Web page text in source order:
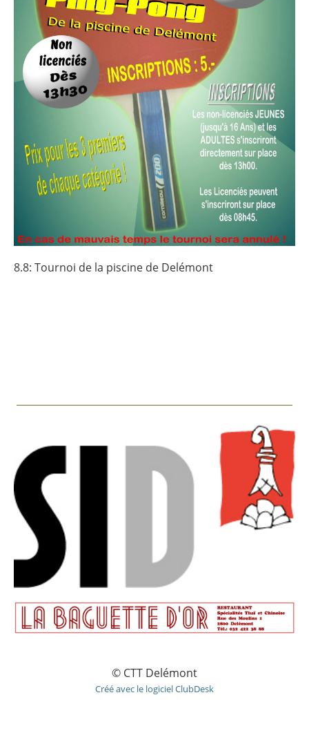
8.8: Tournoi de la piscine de Delémont
© CTT Delémont
Créé avec le logiciel ClubDesk